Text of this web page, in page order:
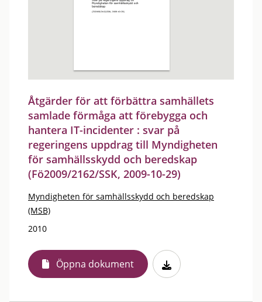
Åtgärder för att förbättra samhällets
samlade förmåga att förebygga och
hantera IT-incidenter : svar på
regeringens uppdrag till Myndigheten
för samhällsskydd och beredskap
(Fö2009/2162/SSK, 2009-10-29)
Myndigheten för samhällsskydd och beredskap
(MSB)
2010
Öppna dokument